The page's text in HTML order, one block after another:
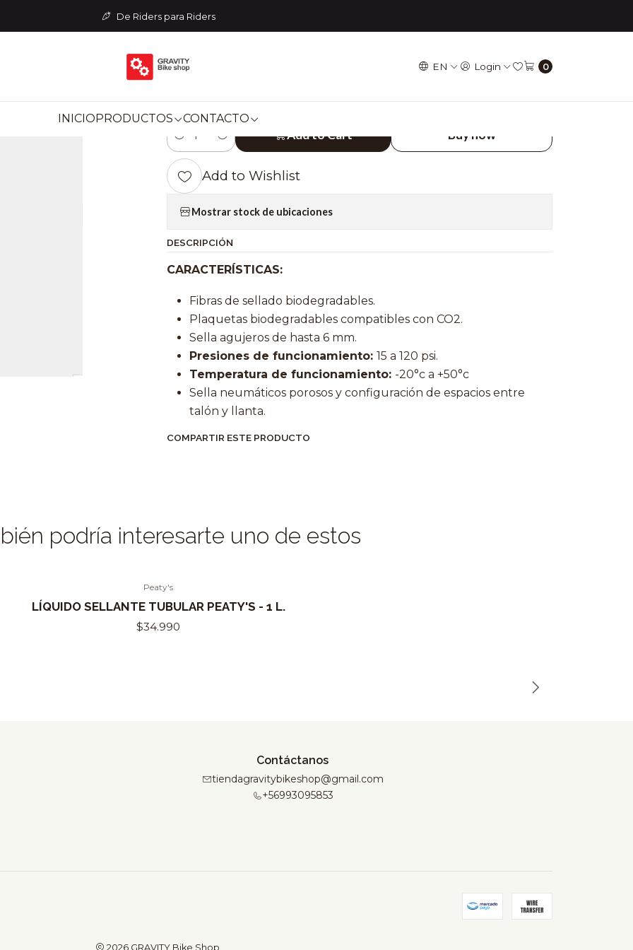
EN Login 0
INICIOPRODUCTOS CONTACTO
De Riders para Riders
LÍQUIDO SELLANTE TUBULAR PEATY'S - 500 ml
|
LÍQUIDO SELLANTE TUBULAR
PEATY'S - 500 ml
Quantity
Add to Cart Buy now
Add to Wishlist
Mostrar stock de ubicaciones
DESCRIPCIÓN
CARACTERÍSTICAS:
Fibras de sellado biodegradables.
Plaquetas biodegradables compatibles con CO2.
Sella agujeros de hasta 6 mm.
Presiones de funcionamiento: 15 a 120 psi.
Temperatura de funcionamiento: -20°c a +50°c
Sella neumáticos porosos y configuración de espacios entre
talón y llanta.
COMPARTIR ESTE PRODUCTO
podría interesarte uno de estos
Peaty's
LÍQUIDO SELLANTE TUBULAR PEATY'S - 1 L.
$34.990
Contáctanos
tiendagravitybikeshop@gmail.com
+56993095853
2026 GRAVITY Bike Shop.